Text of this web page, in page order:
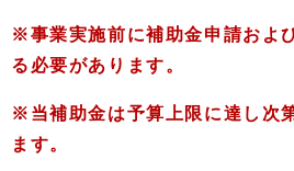
※事業実施前に補助金申請およ
る必要があります。
※当補助金は予算上限に達し次
ます。